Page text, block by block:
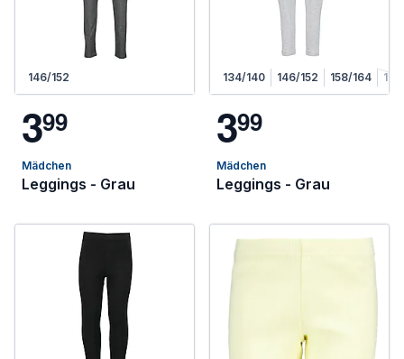
146/152
399
Mädchen
Leggings - Grau
134/140 146/152 158/164
399
Mädchen
Leggings - Grau